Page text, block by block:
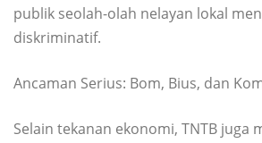
publik seolah-olah nelayan lokal
diskriminatif.
Ancaman Serius: Bom, Bius, dan
Selain tekanan ekonomi, TNTB juga